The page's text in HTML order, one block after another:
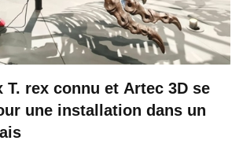
T. rex connu et Artec 3D se
une installation dans un